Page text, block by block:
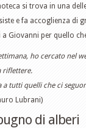
si trova in una
e fa accoglienza di
Giovanni per quello
ho cercato nel
riflettere.
a tutti quelli che ci
Lubrani)
di alberi